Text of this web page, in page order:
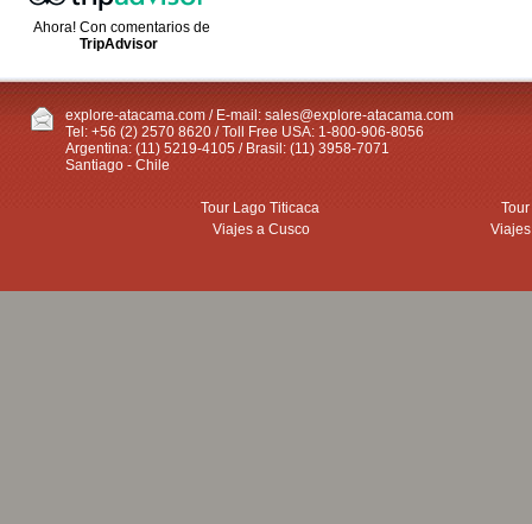
Ahora! Con comentarios de
TripAdvisor
explore-atacama.com / E-mail: sales@explore-atacama.com
Tel: +56 (2) 2570 8620 / Toll Free USA: 1-800-906-8056
Argentina: (11) 5219-4105 / Brasil: (11) 3958-7071
Santiago - Chile
Tour Lago Titicaca
Viajes a Cusco